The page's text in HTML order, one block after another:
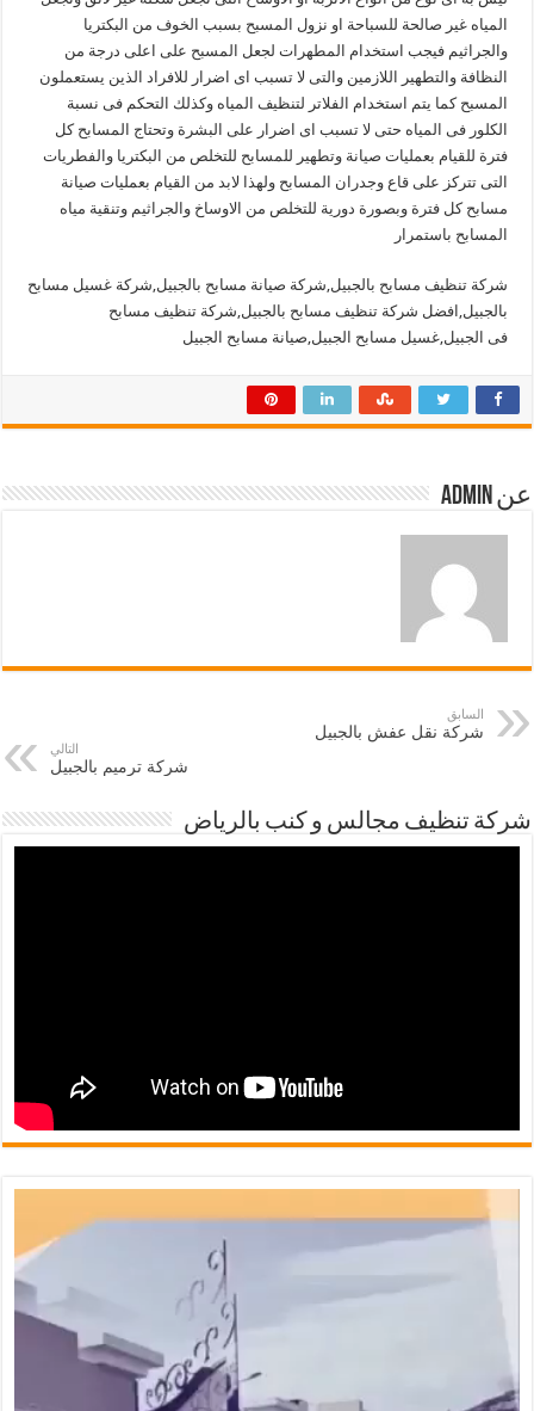
المياه غير صالحة للسباحة او نزول المسبح بسبب الخوف من البكتريا
والجراثيم فيجب استخدام المطهرات لجعل المسبح على اعلى درجة من
النظافة والتطهير اللازمين والتى لا تسبب اى اضرار للافراد الذين يستعملون
المسبح كما يتم استخدام الفلاتر لتنظيف المياه وكذلك التحكم فى نسبة
الكلور فى المياه حتى لا تسبب اى اضرار على البشرة وتحتاج المسابح كل
فترة للقيام بعمليات صيانة وتطهير للمسابح للتخلص من البكتريا والفطريات
التى تتركز على قاع وجدران المسابح ولهذا لابد من القيام بعمليات صيانة
مسابح كل فترة وبصورة دورية للتخلص من الاوساخ والجراثيم وتنقية مياه
المسابح باستمرار
شركة تنظيف مسابح بالجبيل,شركة صيانة مسابح بالجبيل,شركة غسيل مسابح
بالجبيل,افضل شركة تنظيف مسابح بالجبيل,شركة تنظيف مسابح
فى الجبيل,غسيل مسابح الجبيل,صيانة مسابح الجبيل
عن admin
السابق
شركة نقل عفش بالجبيل
التالي
شركة ترميم بالجبيل
شركة تنظيف مجالس و كنب بالرياض